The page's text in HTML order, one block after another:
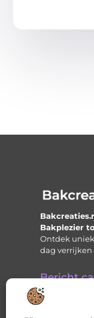
Bakplezier
Ontdek
dag verrijken
Bericht